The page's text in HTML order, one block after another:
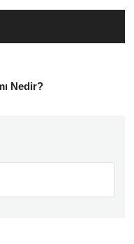
Nedir?